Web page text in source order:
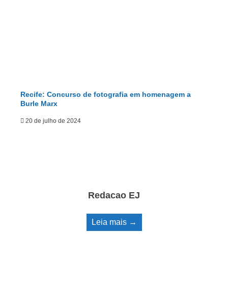
Recife: Concurso de fotografia em homenagem a
Burle Marx
20 de julho de 2024
Redacao EJ
Leia mais →